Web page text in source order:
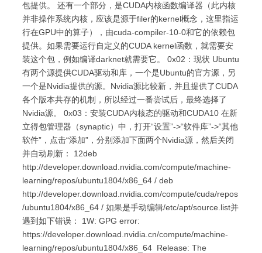
包提供。 还有一个部分，是CUDA内核函数编译器（此内核
并非操作系统内核，应该是源于filer的kernel概念，这里指运
行在GPU中的算子），由cuda-compiler-10-0和它的依赖包
提供。如果需要运行自定义的CUDA kernel函数，就需要安
装这个包，例如编译darknet就需要它。 0x02：现状 Ubuntu
有两个源提供CUDA驱动和库，一个是Ubuntu的官方源，另
一个是Nvidia提供的源。Nvidia源比较新，并且提供了CUDA
各个版本共存的机制，所以经过一番尝试后，最终选择了
Nvidia源。 0x03：安装CUDA内核态的驱动和CUDA10 在新
立得包管理器（synaptic）中，打开“设置”->“软件库”->“其他
软件”，点击“添加”，分别添加下面两个Nvidia源，然后关闭
并自动刷新： 12deb
http://developer.download.nvidia.com/compute/machine-
learning/repos/ubuntu1804/x86_64 / deb
http://developer.download.nvidia.com/compute/cuda/repos
/ubuntu1804/x86_64 / 如果是手动编辑/etc/apt/source.list并
遇到如下错误： 1W: GPG error:
https://developer.download.nvidia.cn/compute/machine-
learning/repos/ubuntu1804/x86_64 Release: The